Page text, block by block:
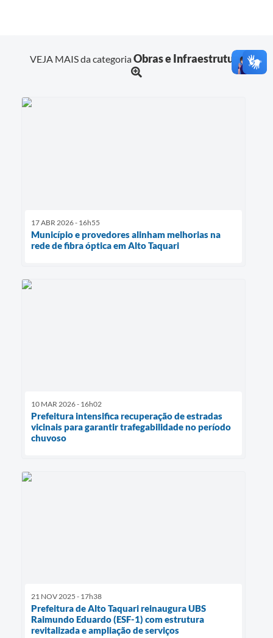
VEJA MAIS da categoriaObras e Infraestrutura
17 ABR 2026 - 16h55
Município e provedores alinham melhorias na
rede de fibra óptica em Alto Taquari
10 MAR 2026 - 16h02
Prefeitura intensifica recuperação de estradas
vicinais para garantir trafegabilidade no período
chuvoso
21 NOV 2025 - 17h38
Prefeitura de Alto Taquari reinaugura UBS
Raimundo Eduardo (ESF-1) com estrutura
revitalizada e ampliação de serviços